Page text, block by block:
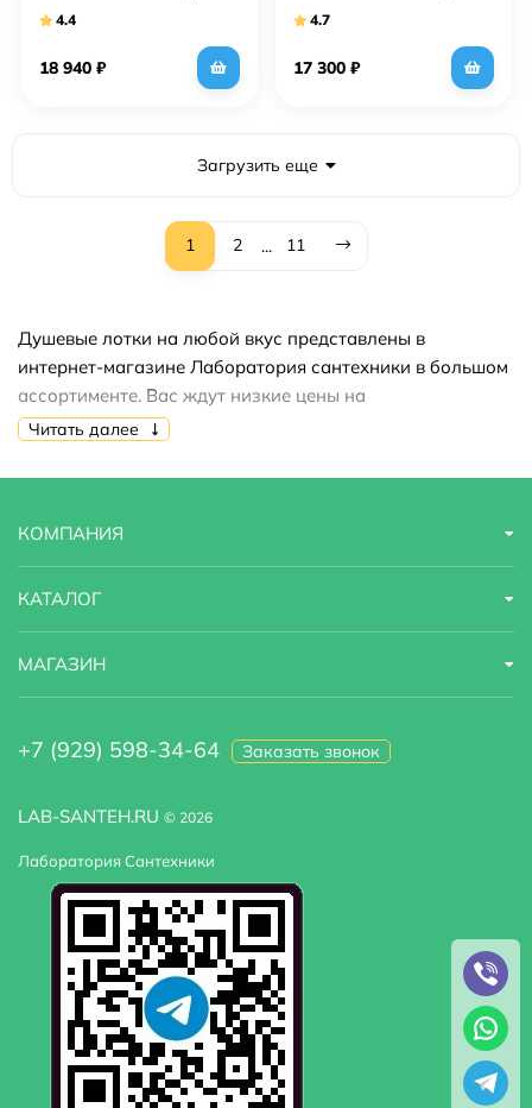
Pro REA-G5600
4.4
18 940 ₽
Pro REA-G8021
4.7
17 300 ₽
Загрузить еще
1 2 ... 11
Душевые лотки на любой вкус представлены в
интернет-магазине Лаборатория сантехники в большом
ассортименте. Вас ждут низкие цены на
продукцию,акции,скидки,распродажи. Купить душевые
Читать далее
LAB-SANTEH.RU © 2026
Лаборатория Сантехники
КОМПАНИЯ
КАТАЛОГ
МАГАЗИН
+7 (929) 598-34-64 Заказать звонок